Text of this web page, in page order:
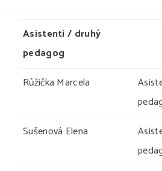
Asistenti / druhý
pedagog
Růžička Marcela
Sušenová Elena